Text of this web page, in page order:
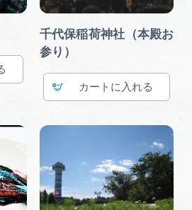
千代保稲荷神社（本殿お
参り）
カート